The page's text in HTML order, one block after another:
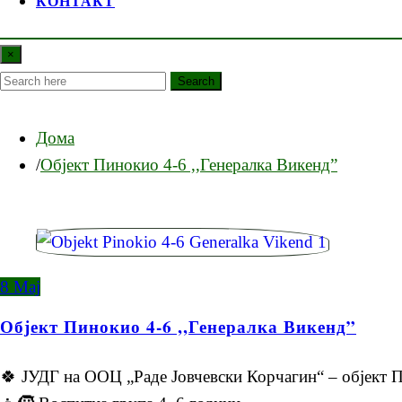
×
Search
Дома
Објект Пинокио 4-6 ,,Генералка Викенд”
8 Мај
Објект Пинокио 4-6 ,,Генералка Викенд”
🍀 ЈУДГ на ООЦ „Раде Јовчевски Корчагин“ – објект